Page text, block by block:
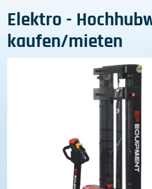
Elektro -
kaufen/mieten